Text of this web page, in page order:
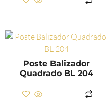
Poste Balizador
Quadrado BL 204